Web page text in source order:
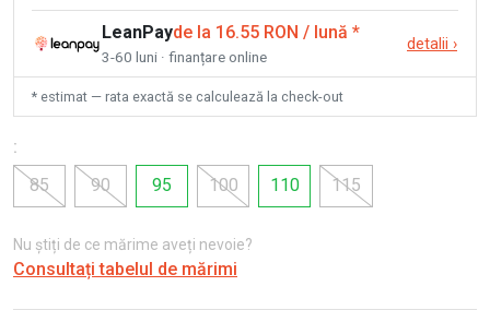
LeanPayde la 16.55 RON / lună *
3-60 luni · finanțare online
detalii ›
* estimat — rata exactă se calculează la check-out
:
85
90 95 100 110 115
Nu știți de ce mărime aveți nevoie?
Consultați tabelul de mărimi